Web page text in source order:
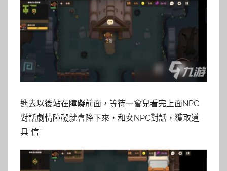
進去以後站在障礙前面，等待一會兒看完上面NPC
對話劇情障礙就會降下來，和女NPC對話，獲取道
具“信”